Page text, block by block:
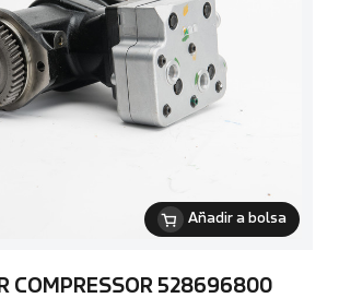
Añadir a bolsa
COMPRESSOR 528696800